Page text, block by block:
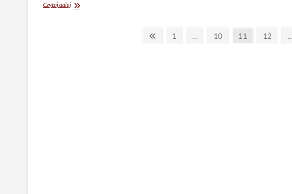
Czytaj dalejBeethovenowskie
Previous
Page
1 … Page
10 Page
11 Page
12 …